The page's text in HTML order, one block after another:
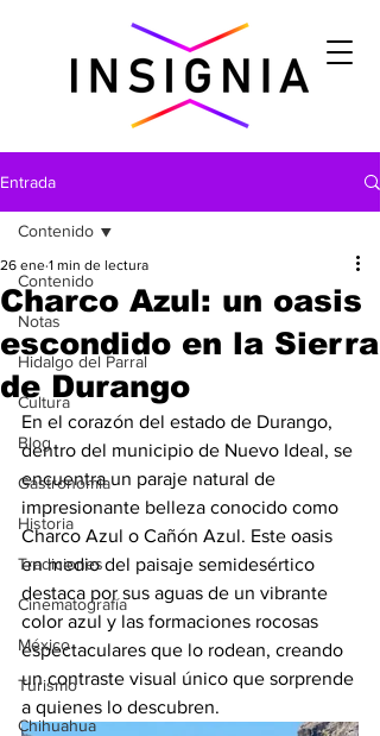
Entrada
Contenido
Notas
Hidalgo del Parral
Cultura
Blog
Gastronomìa
Historia
Tradiciones
Cinematografía
México
Turismo
Chihuahua
Contenido
Charco Azul: un oasis
escondido en la Sierra
de Durango
26 ene 1 min de lectura
En el corazón del estado de Durango,
dentro del municipio de Nuevo Ideal, se
encuentra un paraje natural de
impresionante belleza conocido como
Charco Azul o Cañón Azul. Este oasis
en medio del paisaje semidesértico
destaca por sus aguas de un vibrante
color azul y las formaciones rocosas
espectaculares que lo rodean, creando
un contraste visual único que sorprende
a quienes lo descubren.